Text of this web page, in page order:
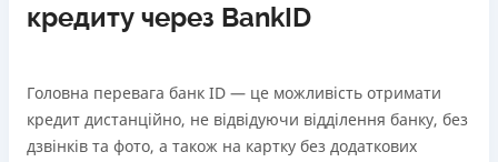
Недоліки
Немає цілодобової підтримки по телефону, в Viber,
Telegram, Facebook
кредиту через BankID
Головна перевага банк ID — це можливість отримати
кредит дистанційно, не відвідуючи відділення банку, без
дзвінків та фото, а також на картку без додаткових